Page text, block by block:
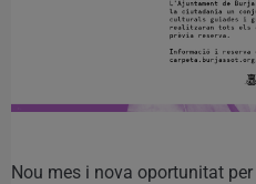
Nou mes i nova oportunitat